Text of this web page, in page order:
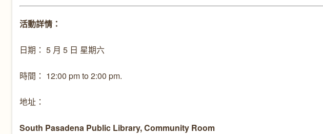
活動詳情：
日期： 5 月 5 日 星期六
時間： 12:00 pm to 2:00 pm.
地址：
South Pasadena Public Library, Community Room